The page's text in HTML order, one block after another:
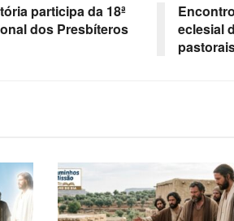
participa da 18ª
dos Presbíteros
eclesial